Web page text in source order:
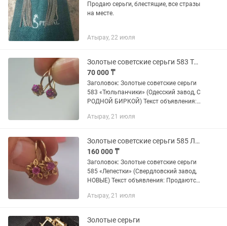
Продаю серьги, блестящие, все стразы
на месте.
Атырау, 22 июля
Золотые советские серьги 583 Тюльпанчики (Одесский завод, с родной биркой
70 000 ₸
Заголовок: Золотые советские серьги
583 «Тюльпанчики» (Одесский завод, С
РОДНОЙ БИРКОЙ) Текст объявления:
золотые серьги легендарного
Атырау, 21 июля
Золотые советские серьги 585 Лепестки (Свердловский завод, новые)
160 000 ₸
Заголовок: Золотые советские серьги
585 «Лепестки» (Свердловский завод,
НОВЫЕ) Текст объявления: Продаются
серьги легендарного Свердловского
Атырау, 21 июля
Золотые серьги